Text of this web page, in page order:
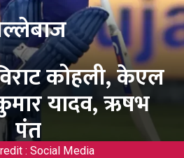
: Social Media
कोहली, केएल
यादव, ऋषभ
पंत